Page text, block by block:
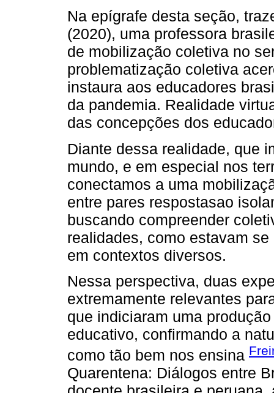
Na epígrafe desta seção,
(2020), uma professora
de mobilização coletiva no
problematização coletiva
instaura aos educadores
da pandemia. Realidade
das concepções dos
Diante dessa realidade, que
mundo, e em especial nos
conectamos a uma
entre pares respostasao
buscando compreender
realidades, como estavam
em contextos diversos.
Nessa perspectiva, duas
extremamente relevantes
que indiciaram uma
educativo, confirmando a
como tão bem nos ensina
Quarentena: Diálogos entre